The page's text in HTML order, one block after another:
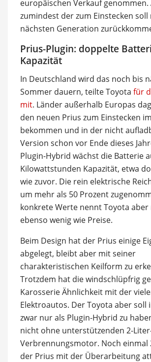
europäischen Verkauf genommen.
zumindest der zum Einstecken
nächsten Generation
Prius-Plugin: doppelte
Kapazität
In Deutschland wird das noch bis
Sommer dauern, teilte Toyota für
mit. Länder außerhalb Europas
den neuen Prius zum Einstecken
bekommen und in der nicht
Version schon vor Ende dieses
Plugin-Hybrid wächst die Batterie
Kilowattstunden Kapazität, etwa
wie zuvor. Die rein elektrische
um mehr als 50 Prozent
konkrete Werte nennt Toyota aber
ebenso wenig wie Preise.
Beim Design hat der Prius einige
abgelegt, bleibt aber mit seiner
charakteristischen Keilform zu
Trotzdem hat die windschlüpfrig
Karosserie Ähnlichkeit mit der
Elektroautos. Der Toyota aber soll
zwar nur als Plugin-Hybrid zu
nicht ohne unterstützenden 2-
Verbrennungsmotor. Noch einmal
der Prius mit der Überarbeitung